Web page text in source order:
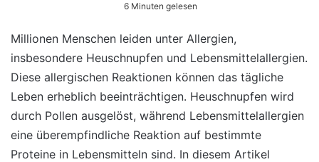
6 Minuten gelesen
Millionen Menschen leiden unter Allergien,
insbesondere Heuschnupfen und Lebensmittelallergien.
Diese allergischen Reaktionen können das tägliche
Leben erheblich beeinträchtigen. Heuschnupfen wird
durch Pollen ausgelöst, während Lebensmittelallergien
eine überempfindliche Reaktion auf bestimmte
Proteine in Lebensmitteln sind. In diesem Artikel